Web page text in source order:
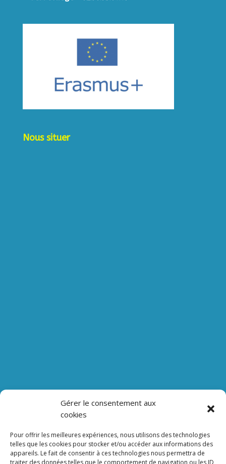
Gérer le consentement aux
cookies
Pour offrir les meilleures expériences, nous utilisons des technologies
telles que les cookies pour stocker et/ou accéder aux informations des
appareils. Le fait de consentir à ces technologies nous permettra de
traiter des données telles que le comportement de navigation ou les ID
Nous situer
Lien admin
Mentions légales